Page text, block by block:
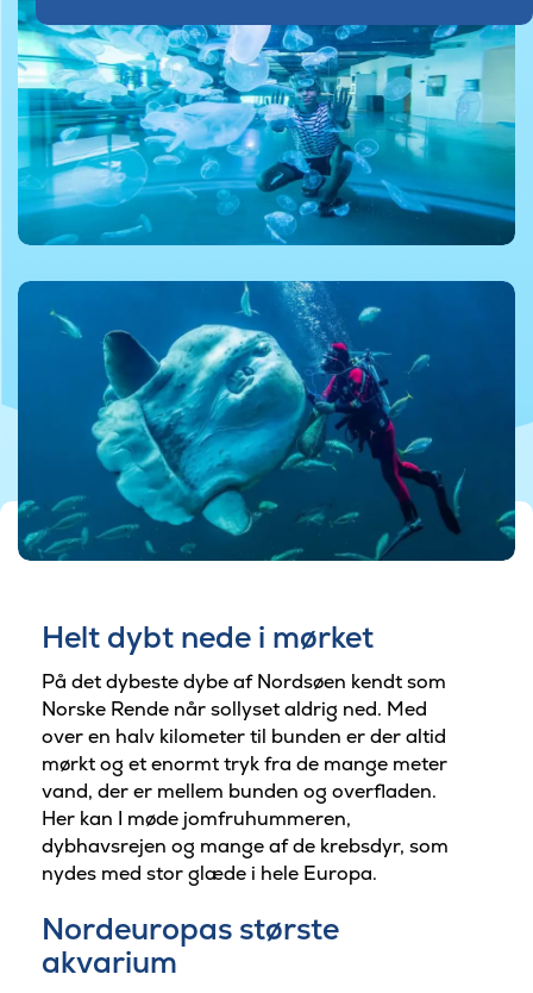
Helt dybt nede i mørket
På det dybeste dybe af Nordsøen kendt som
Norske Rende når sollyset aldrig ned. Med
over en halv kilometer til bunden er der altid
mørkt og et enormt tryk fra de mange meter
vand, der er mellem bunden og overfladen.
Her kan I møde jomfruhummeren,
dybhavsrejen og mange af de krebsdyr, som
nydes med stor glæde i hele Europa.
Nordeuropas største
akvarium